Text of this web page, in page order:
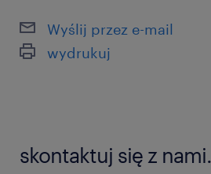
Wyślij przez e-mail
wydrukuj
skontaktuj się z nami.